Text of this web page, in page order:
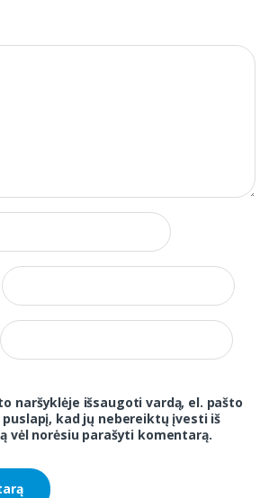
naršyklėje išsaugoti vardą, el. pašto
kad jų nebereiktų įvesti iš
vėl norėsiu parašyti komentarą.